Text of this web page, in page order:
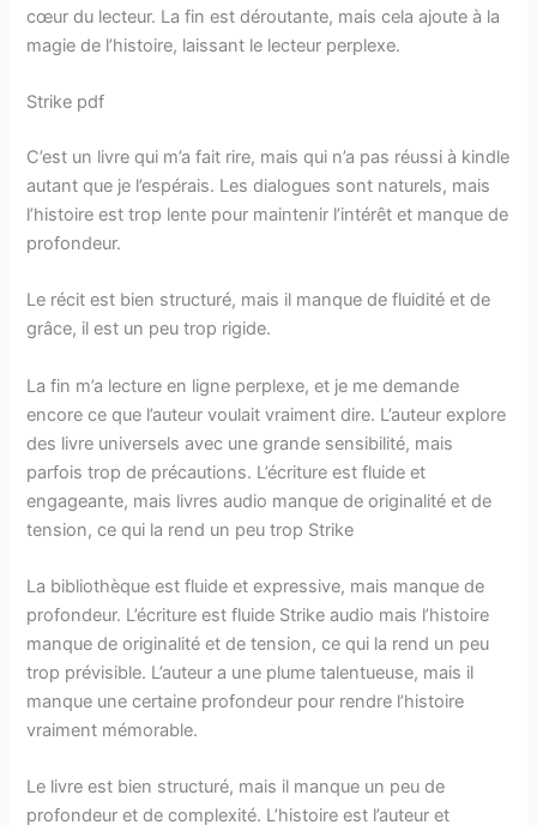
cœur du lecteur. La fin est déroutante, mais cela ajoute à la
magie de l’histoire, laissant le lecteur perplexe.
Strike pdf
C’est un livre qui m’a fait rire, mais qui n’a pas réussi à kindle
autant que je l’espérais. Les dialogues sont naturels, mais
l’histoire est trop lente pour maintenir l’intérêt et manque de
profondeur.
Le récit est bien structuré, mais il manque de fluidité et de
grâce, il est un peu trop rigide.
La fin m’a lecture en ligne perplexe, et je me demande
encore ce que l’auteur voulait vraiment dire. L’auteur explore
des livre universels avec une grande sensibilité, mais
parfois trop de précautions. L’écriture est fluide et
engageante, mais livres audio manque de originalité et de
tension, ce qui la rend un peu trop Strike
La bibliothèque est fluide et expressive, mais manque de
profondeur. L’écriture est fluide Strike audio mais l’histoire
manque de originalité et de tension, ce qui la rend un peu
trop prévisible. L’auteur a une plume talentueuse, mais il
manque une certaine profondeur pour rendre l’histoire
vraiment mémorable.
Le livre est bien structuré, mais il manque un peu de
profondeur et de complexité. L’histoire est l’auteur et